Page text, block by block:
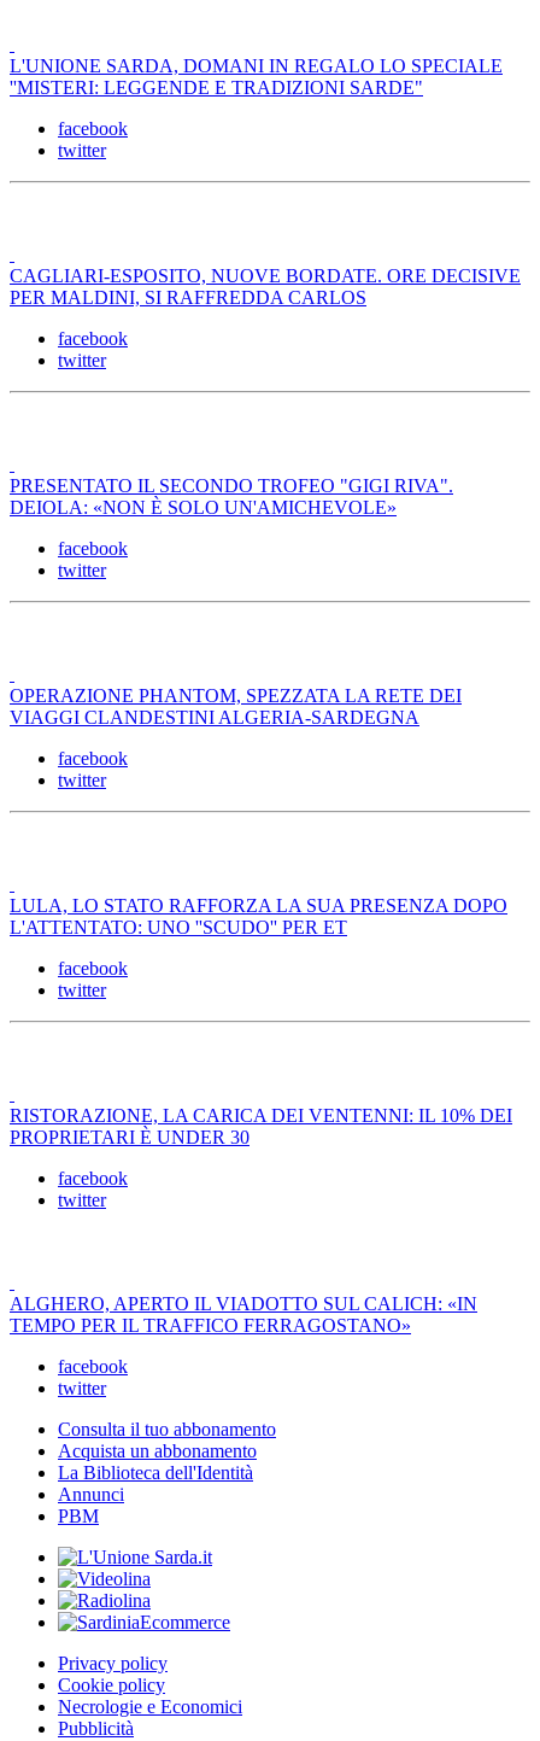
L'UNIONE SARDA, DOMANI IN REGALO LO SPECIALE
''MISTERI: LEGGENDE E TRADIZIONI SARDE"
facebook
twitter
CAGLIARI-ESPOSITO, NUOVE BORDATE. ORE DECISIVE
PER MALDINI, SI RAFFREDDA CARLOS
facebook
twitter
PRESENTATO IL SECONDO TROFEO "GIGI RIVA".
DEIOLA: «NON È SOLO UN'AMICHEVOLE»
facebook
twitter
OPERAZIONE PHANTOM, SPEZZATA LA RETE DEI
VIAGGI CLANDESTINI ALGERIA-SARDEGNA
facebook
twitter
LULA, LO STATO RAFFORZA LA SUA PRESENZA DOPO
L'ATTENTATO: UNO ''SCUDO'' PER ET
facebook
twitter
RISTORAZIONE, LA CARICA DEI VENTENNI: IL 10% DEI
PROPRIETARI È UNDER 30
facebook
twitter
ALGHERO, APERTO IL VIADOTTO SUL CALICH: «IN
TEMPO PER IL TRAFFICO FERRAGOSTANO»
facebook
twitter
Consulta il tuo abbonamento
Acquista un abbonamento
La Biblioteca dell'Identità
Annunci
PBM
Privacy policy
Cookie policy
Necrologie e Economici
Pubblicità